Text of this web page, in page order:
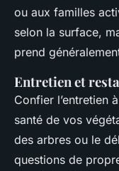
ou aux familles
selon la surface,
prend
Entretien et
Confier l’entretien
santé de vos
des arbres ou le
questions de